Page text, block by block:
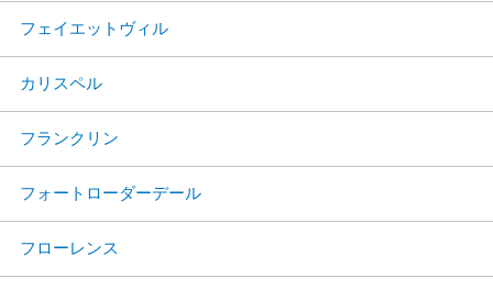
フェイエットヴィル
カリスペル
フランクリン
フォートローダーデール
フローレンス